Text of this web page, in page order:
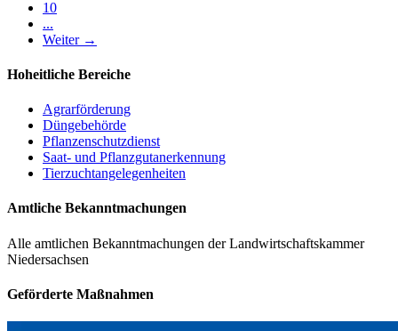
10
...
Weiter →
Hoheitliche Bereiche
Agrarförderung
Düngebehörde
Pflanzenschutzdienst
Saat- und Pflanzgutanerkennung
Tierzuchtangelegenheiten
Amtliche Bekanntmachungen
Alle amtlichen Bekanntmachungen der Landwirtschaftskammer
Niedersachsen
Geförderte Maßnahmen